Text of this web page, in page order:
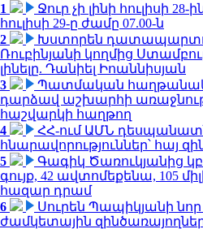
1
Ջուր չի լինի հուլիսի
հուլիսի 29-ը ժամը 07.00-ն
2
Խստորեն
Ռուբինյանի կողմից
լինելը. Դանիել Իոաննիսյան
3
Պատմական
դարձավ աշխարհի
հաշվարկի հաղթող
4
ՀՀ-ում ԱՄՆ
հնարավորություններ՝ հայ
5
Գագիկ Ծառուկյանից
գույք, 42 ավտոմեքենա, 105
հազար դրամ
6
Սուրեն Պապիկյանի
ժամկետային